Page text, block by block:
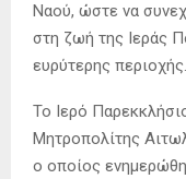
Ναού, ώστε να
στη ζωή της Ιεράς
ευρύτερης περιοχής.
Το Ιερό
Μητροπολίτης
ο οποίος